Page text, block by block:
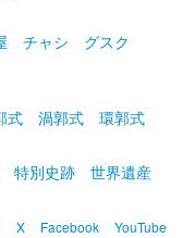
た御城印。群馬戦国御
日より現地販売。
チャシ
グスク
式 渦郭式
環郭式
特別史跡 世界遺産
X Facebook
YouTube